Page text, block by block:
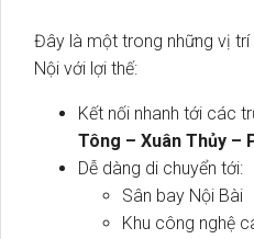
Đây là một trong những vị trí
Nội với lợi thế:
Kết nối nhanh tới các
Tông – Xuân Thủy –
Dễ dàng di chuyển tới:
Sân bay Nội Bài
Khu công nghệ